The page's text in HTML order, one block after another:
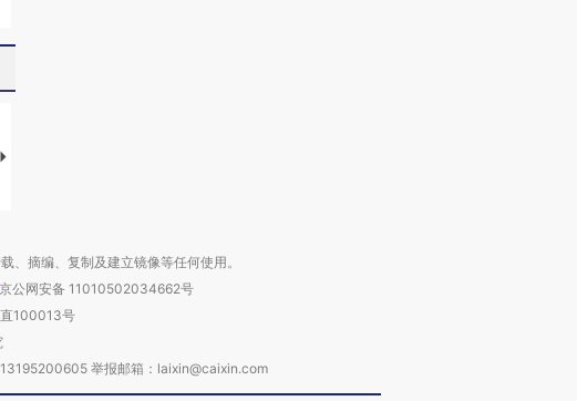
【推广】走进第四届链博
、摘编、复制及建立镜像等任何使用。
公网安备 11010502034662号
100013号
举报邮箱：laixin@caixin.com